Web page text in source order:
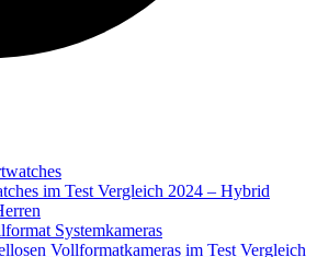
im Test Vergleich 2024 – Hybrid
Vollformatkameras im Test Vergleich